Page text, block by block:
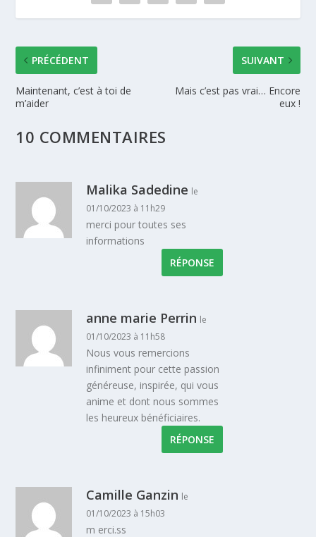
PRÉCÉDENT
Maintenant, c’est à toi de
m’aider
SUIVANT
Mais c’est pas vrai… Encore
eux !
10 COMMENTAIRES
Malika Sadedine le
01/10/2023 à 11h29
merci pour toutes ses
informations
RÉPONSE
anne marie Perrin le
01/10/2023 à 11h58
Nous vous remercions
infiniment pour cette passion
généreuse, inspirée, qui vous
anime et dont nous sommes
les heureux bénéficiaires.
RÉPONSE
Camille Ganzin le
01/10/2023 à 15h03
m erci.ss